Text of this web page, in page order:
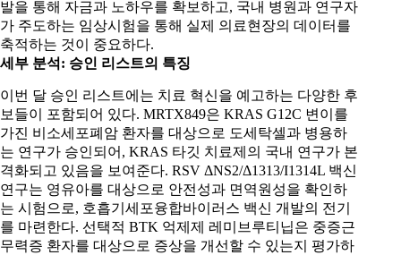
발을 통해 자금과 노하우를 확보하고, 국내 병원과 연구자
가 주도하는 임상시험을 통해 실제 의료현장의 데이터를
축적하는 것이 중요하다.
세부 분석 : 승인 리스트의 특징
이번 달 승인 리스트에는 치료 혁신을 예고하는 다양한 후
보들이 포함되어 있다. MRTX849은 KRAS G12C 변이를
가진 비소세포폐암 환자를 대상으로 도세탁셀과 병용하
는 연구가 승인되어, KRAS 타깃 치료제의 국내 연구가 본
격화되고 있음을 보여준다. RSV ΔNS2/Δ1313/I1314L 백신
연구는 영유아를 대상으로 안전성과 면역원성을 확인하
는 시험으로, 호흡기세포융합바이러스 백신 개발의 전기
를 마련한다. 선택적 BTK 억제제 레미브루티닙은 중증근
무력증 환자를 대상으로 증상을 개선할 수 있는지 평가하